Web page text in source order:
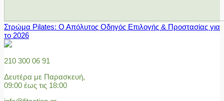
Στρώμα Pilates: Ο Απόλυτος Οδηγός Επιλογής & Προστασίας για
το 2026
210 300 06 91
Δευτέρα με Παρασκευή,
09:00 έως τις 18:00